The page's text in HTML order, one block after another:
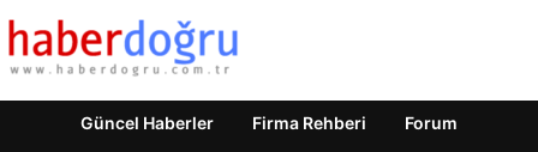
Güncel Haberler Firma Rehberi Forum